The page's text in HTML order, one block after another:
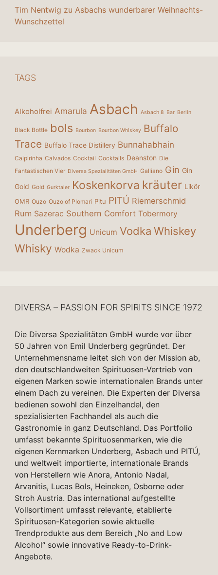
Tim Nentwig zu Asbachs wunderbarer Weihnachts-
Wunschzettel
TAGS
Alkoholfrei Amarula Asbach Asbach 8 Bar Berlin
Black Bottle bols Bourbon Bourbon Whiskey Buffalo
Trace Buffalo Trace Distillery Bunnahabhain
Caipirinha Calvados Cocktail Cocktails Deanston Die
Fantastischen Vier Diversa Spezialitäten GmbH Galliano Gin Gin
Gold Gold Gurktaler Koskenkorva kräuter Likör
OMR Ouzo Ouzo of Plomari Pitu PITÚ Riemerschmid
Rum Sazerac Southern Comfort Tobermory
Underberg Unicum Vodka Whiskey
Whisky Wodka Zwack Unicum
DIVERSA – PASSION FOR SPIRITS SINCE 1972
Die Diversa Spezialitäten GmbH wurde vor über
50 Jahren von Emil Underberg gegründet. Der
Unternehmensname leitet sich von der Mission ab,
den deutschlandweiten Spirituosen-Vertrieb von
eigenen Marken sowie internationalen Brands unter
einem Dach zu vereinen. Die Experten der Diversa
bedienen sowohl den Einzelhandel, den
spezialisierten Fachhandel als auch die
Gastronomie in ganz Deutschland. Das Portfolio
umfasst bekannte Spirituosenmarken, wie die
eigenen Kernmarken Underberg, Asbach und PITÚ,
und weltweit importierte, internationale Brands
von Herstellern wie Anora, Antonio Nadal,
Arvanitis, Lucas Bols, Heineken, Osborne oder
Stroh Austria. Das international aufgestellte
Vollsortiment umfasst relevante, etablierte
Spirituosen-Kategorien sowie aktuelle
Trendprodukte aus dem Bereich „No and Low
Alcohol“ sowie innovative Ready-to-Drink-
Angebote.